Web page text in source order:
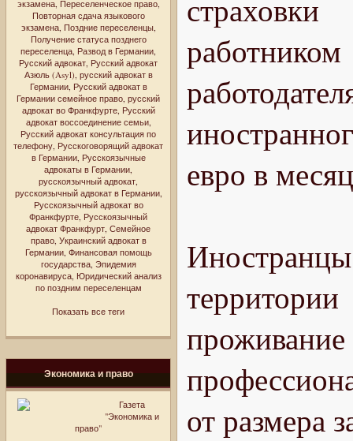
экзамена, Переселенческое право,
Повторная сдача языкового
экзамена, Поздние переселенцы,
Получение статуса позднего
переселенца, Развод в Германии,
Русский адвокат, Русский адвокат
Азюль (Asyl), русский адвокат в
Германии, Русский адвокат в
Германии семейное право, русский
адвокат во Франкфурте, Русский
адвокат воссоединение семьи,
Русский адвокат консультация по
телефону, Русскоговорящий адвокат
в Германии, Русскоязычные
адвокаты в Германии,
русскоязычный адвокат,
русскоязычный адвокат в Германии,
Русскоязычный адвокат во
Франкфурте, Русскоязычный
адвокат Франкфурт, Семейное
право, Украинский адвокат в
Германии, Финансовая помощь
государства, Эпидемия
коронавируса, Юридический анализ
по поздним переселенцам
Показать все теги
Экономика и право
Газета
"Экономика и
право"
евро в
от размера